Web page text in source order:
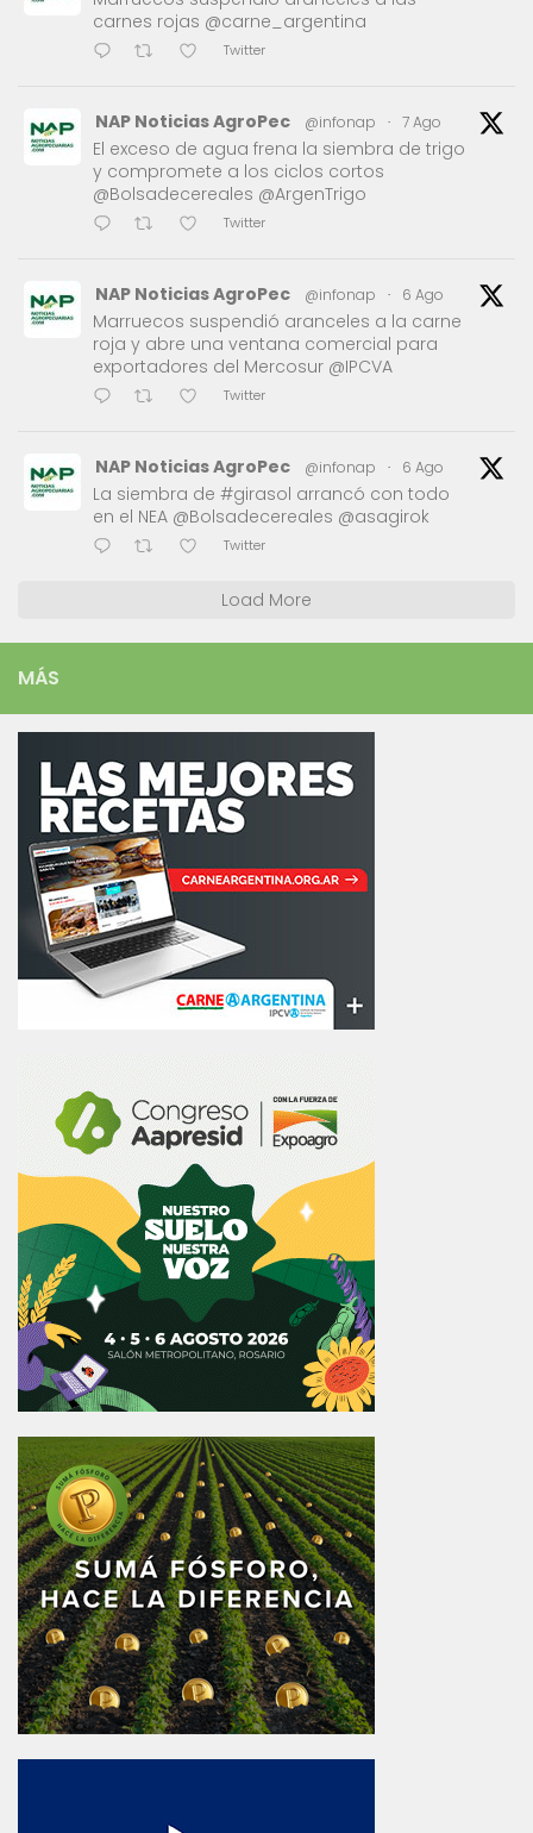
carnes rojas @carne_argentina
Twitter
NAP Noticias AgroPec @infonap · 7 Ago
El exceso de agua frena la siembra de trigo
y compromete a los ciclos cortos
@Bolsadecereales @ArgenTrigo
Twitter
NAP Noticias AgroPec @infonap · 6 Ago
Marruecos suspendió aranceles a la carne
roja y abre una ventana comercial para
exportadores del Mercosur @IPCVA
Twitter
NAP Noticias AgroPec @infonap · 6 Ago
La siembra de #girasol arrancó con todo
en el NEA @Bolsadecereales @asagirok
Twitter
Load More
MÁS